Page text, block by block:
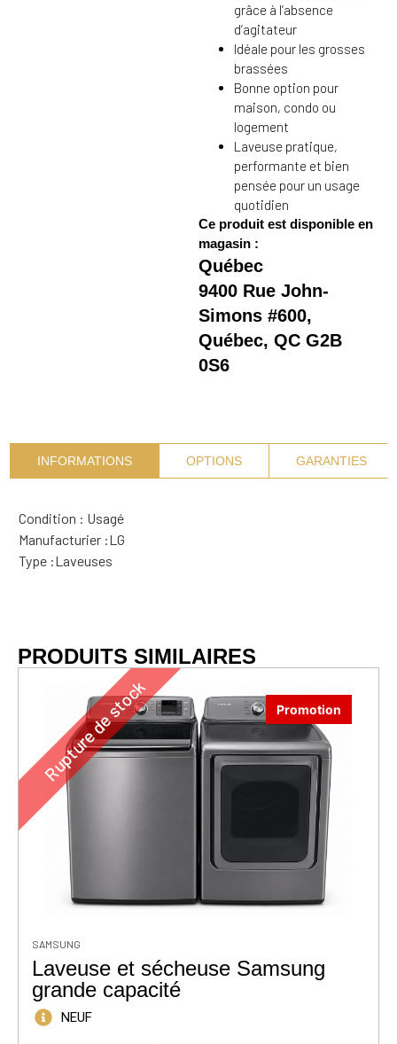
grâce à l’absence
d’agitateur
Idéale pour les grosses
brassées
Bonne option pour
maison, condo ou
logement
Laveuse pratique,
performante et bien
pensée pour un usage
quotidien
Ce produit est disponible en
magasin :
Québec
9400 Rue John-
Simons #600,
Québec, QC G2B
0S6
INFORMATIONS OPTIONS GARANTIES
Condition : Usagé
Manufacturier :LG
Type :Laveuses
PRODUITS SIMILAIRES
Rupture de stock Promotion
SAMSUNG
Laveuse et sécheuse Samsung
grande capacité
NEUF